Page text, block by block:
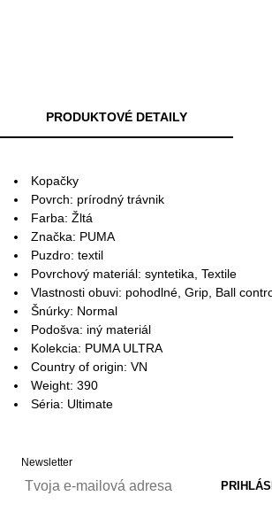
PRODUKTOVÉ DETAILY
Kopačky
Povrch: prírodný trávnik
Farba: Žltá
Značka: PUMA
Puzdro: textil
Povrchový materiál: syntetika, Textile
Vlastnosti obuvi: pohodlné, Grip, Ball
Šnúrky: Normal
Podošva: iný materiál
Kolekcia: PUMA ULTRA
Country of origin: VN
Weight: 390
Séria: Ultimate
Newsletter